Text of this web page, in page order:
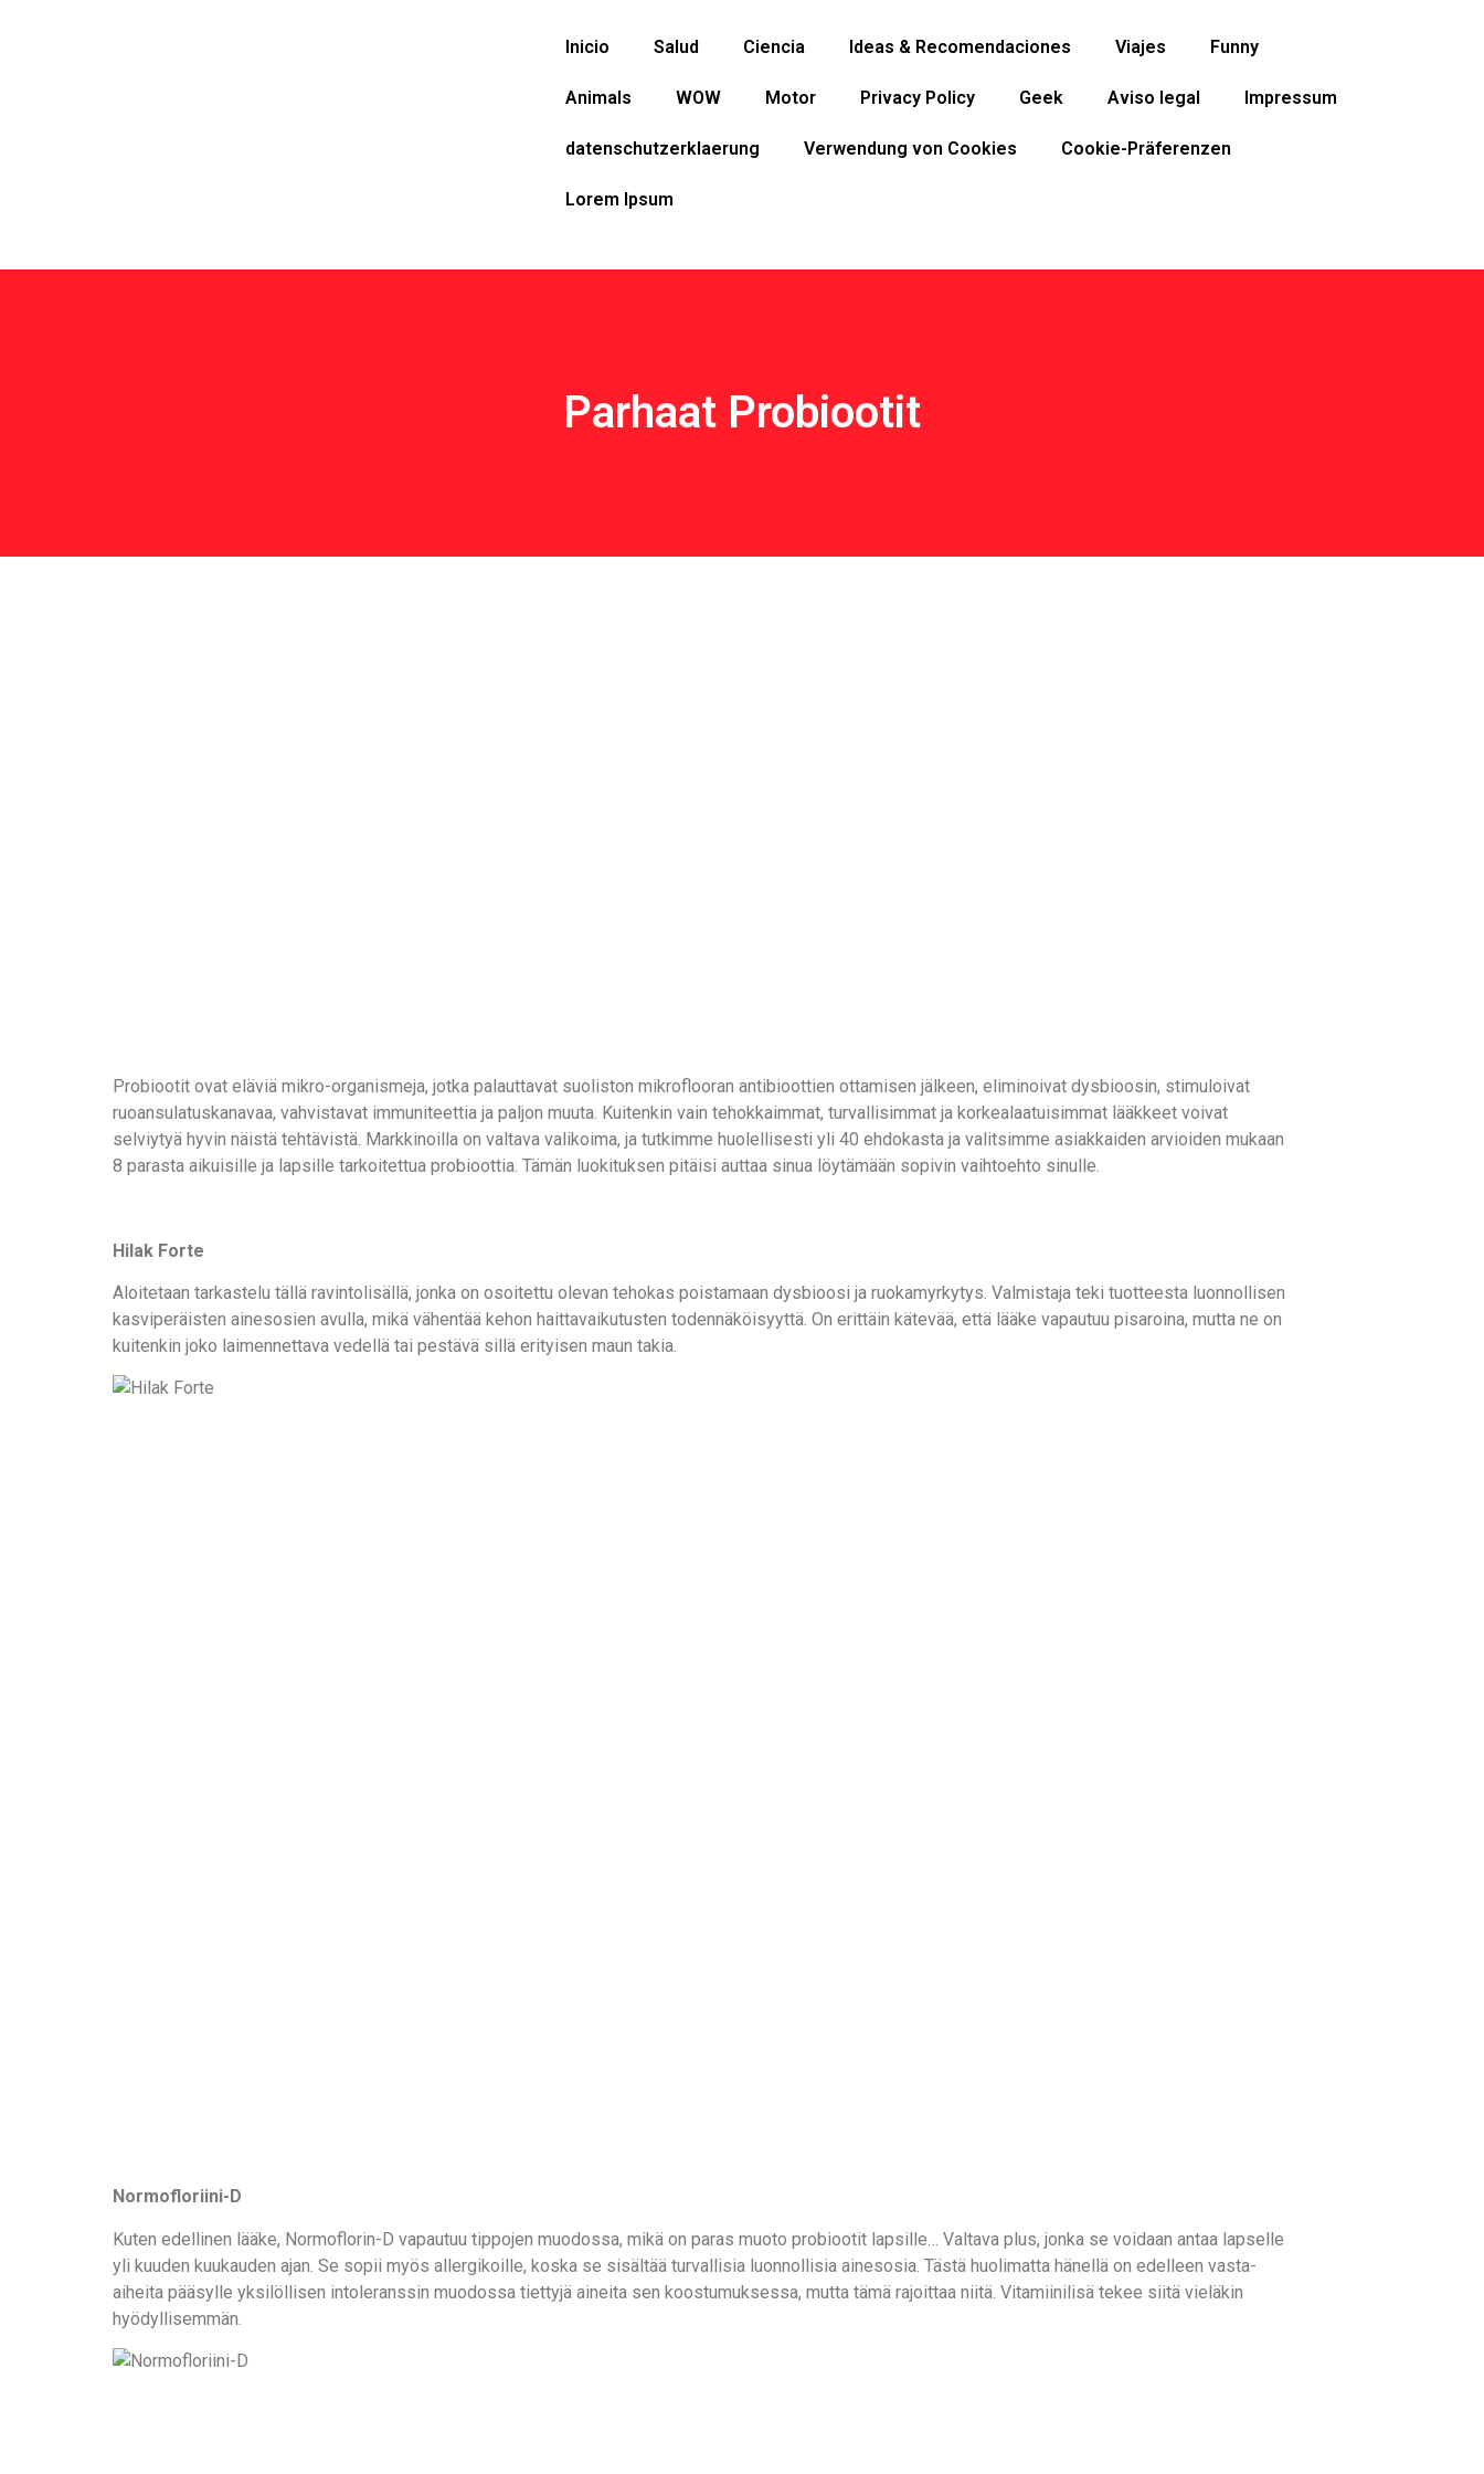
Inicio Salud Ciencia Ideas & Recomendaciones Viajes Funny
Animals WOW Motor Privacy Policy Geek Aviso legal Impressum
datenschutzerklaerung Verwendung von Cookies Cookie-Präferenzen
Lorem Ipsum
Parhaat Probiootit
Probiootit ovat eläviä mikro-organismeja, jotka palauttavat suoliston mikroflooran antibioottien ottamisen jälkeen, eliminoivat dysbioosin, stimuloivat
ruoansulatuskanavaa, vahvistavat immuniteettia ja paljon muuta. Kuitenkin vain tehokkaimmat, turvallisimmat ja korkealaatuisimmat lääkkeet voivat
selviytyä hyvin näistä tehtävistä. Markkinoilla on valtava valikoima, ja tutkimme huolellisesti yli 40 ehdokasta ja valitsimme asiakkaiden arvioiden mukaan
8 parasta aikuisille ja lapsille tarkoitettua probioottia. Tämän luokituksen pitäisi auttaa sinua löytämään sopivin vaihtoehto sinulle.
Hilak Forte
Aloitetaan tarkastelu tällä ravintolisällä, jonka on osoitettu olevan tehokas poistamaan dysbioosi ja ruokamyrkytys. Valmistaja teki tuotteesta luonnollisen
kasviperäisten ainesosien avulla, mikä vähentää kehon haittavaikutusten todennäköisyyttä. On erittäin kätevää, että lääke vapautuu pisaroina, mutta ne on
kuitenkin joko laimennettava vedellä tai pestävä sillä erityisen maun takia.
Normofloriini-D
Kuten edellinen lääke, Normoflorin-D vapautuu tippojen muodossa, mikä on paras muoto probiootit lapsille… Valtava plus, jonka se voidaan antaa lapselle
yli kuuden kuukauden ajan. Se sopii myös allergikoille, koska se sisältää turvallisia luonnollisia ainesosia. Tästä huolimatta hänellä on edelleen vasta-
aiheita pääsylle yksilöllisen intoleranssin muodossa tiettyjä aineita sen koostumuksessa, mutta tämä rajoittaa niitä. Vitamiinilisä tekee siitä vieläkin
hyödyllisemmän.